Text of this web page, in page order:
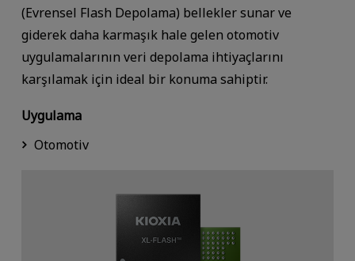
(Evrensel Flash Depolama) bellekler sunar ve
giderek daha karmaşık hale gelen otomotiv
uygulamalarının veri depolama ihtiyaçlarını
karşılamak için ideal bir konuma sahiptir.
Uygulama
Otomotiv